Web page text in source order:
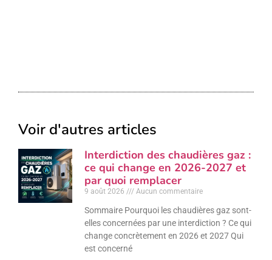
Voir d'autres articles
Interdiction des chaudières gaz :
ce qui change en 2026-2027 et
par quoi remplacer
9 août 2026 Aucun commentaire
Sommaire Pourquoi les chaudières gaz sont-
elles concernées par une interdiction ? Ce qui
change concrètement en 2026 et 2027 Qui
est concerné